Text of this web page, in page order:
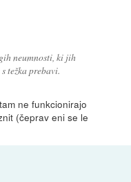
neumnosti, ki jih
težka prebavi.
ne funkcionirajo
(čeprav eni se le